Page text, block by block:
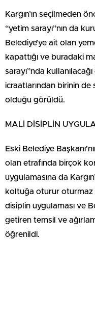
Kargın’ın seçilmeden
“yetim sarayı”nın da
Belediye’ye ait olan
kapattığı ve buradaki
sarayı”nda
icraatlarından birinin de
olduğu görüldü.
MALİ DİSİPLİN
Eski Belediye
olan etrafında birçok
uygulamasına da
koltuğa oturur oturmaz
disiplin uygulaması ve
getiren temsil ve
öğrenildi.